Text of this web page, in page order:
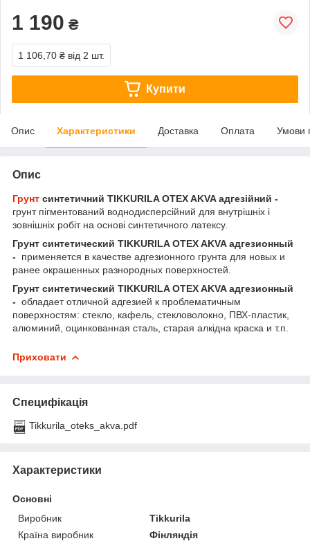
1 190 ₴
1 106,70 ₴ від 2 шт.
Купити
Опис Характеристики Доставка Оплата Умови
Опис
Грунт синтетичний TIKKURILA OTEX AKVA адгезійний -
грунт пігментований воднодисперсійний для внутрішніх і
зовнішніх робіт на основі синтетичного латексу.
Грунт синтетический TIKKURILA OTEX AKVA адгезионный
- применяется в качестве адгезионного грунта для новых и
ранее окрашенных разнородных поверхностей.
Грунт синтетический TIKKURILA OTEX AKVA адгезионный
- обладает отличной адгезией к проблематичным
поверхностям: стекло, кафель, стекловолокно, ПВХ-пластик,
алюминий, оцинкованная сталь, старая алкідна краска и т.п.
Приховати
Специфікація
Tikkurila_oteks_akva.pdf
Характеристики
Основні
Виробник
Tikkurila
Країна виробник
Фінляндія